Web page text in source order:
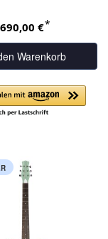
690,00 €*
Warenkorb